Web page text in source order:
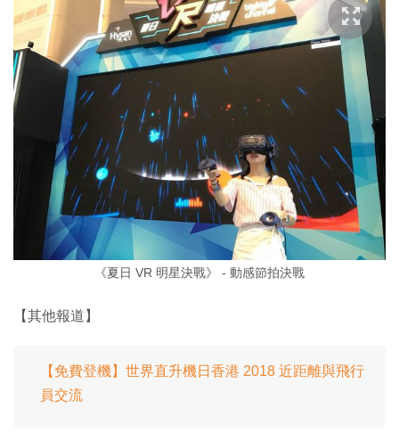
《夏日 VR 明星決戰》 - 動感節拍決戰
【其他報道】
【免費登機】世界直升機日香港 2018 近距離與飛行
員交流